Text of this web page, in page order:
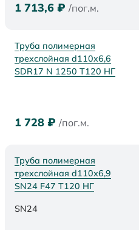
1 713,6 ₽ /пог.м.
Труба полимерная
трехслойная d110x6,6
SDR17 N 1250 Т120 НГ
1 728 ₽ /пог.м.
Труба полимерная
трехслойная d110х6,9
SN24 F47 Т120 НГ
SN24